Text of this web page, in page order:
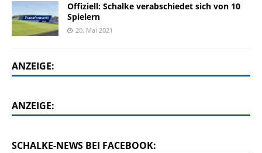
Offiziell: Schalke verabschiedet sich von 10
Spielern
20. Mai 2021
ANZEIGE:
ANZEIGE:
SCHALKE-NEWS BEI FACEBOOK: